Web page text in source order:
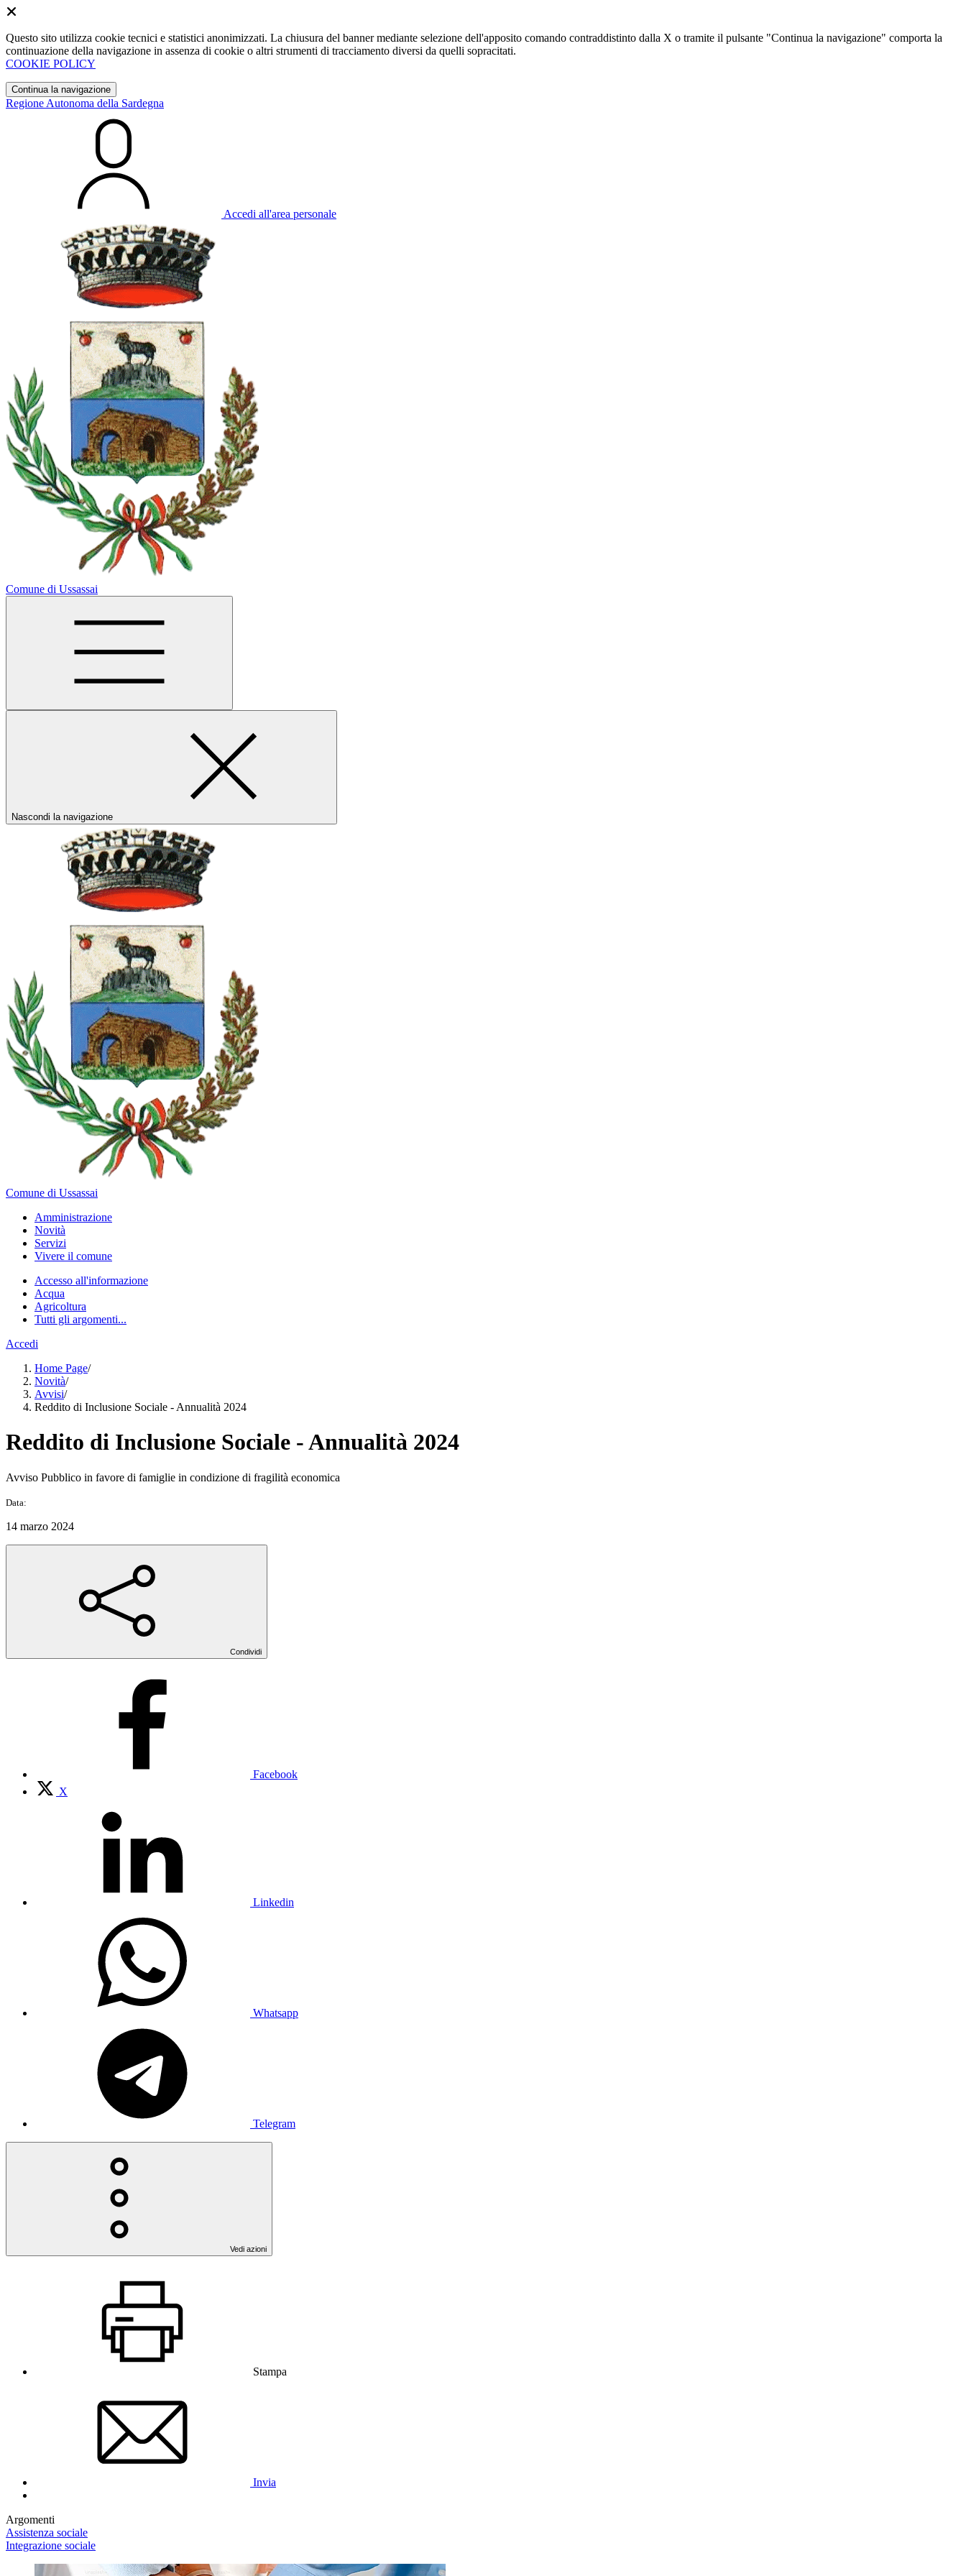
Questo sito utilizza cookie tecnici e statistici anonimizzati. La chiusura del banner mediante selezione dell'apposito comando contraddistinto dalla X o tramite il pulsante "Continua la navigazione" comporta la
continuazione della navigazione in assenza di cookie o altri strumenti di tracciamento diversi da quelli sopracitati.
COOKIE POLICY
Continua la navigazione
Regione Autonoma della Sardegna
Accedi all'area personale
Comune di Ussassai
Nascondi la navigazione
Comune di Ussassai
Amministrazione
Novità
Servizi
Vivere il comune
Accesso all'informazione
Acqua
Agricoltura
Tutti gli argomenti...
Accedi
Home Page/
Novità/
Avvisi/
Reddito di Inclusione Sociale - Annualità 2024
Reddito di Inclusione Sociale - Annualità 2024
Avviso Pubblico in favore di famiglie in condizione di fragilità economica
Data:
14 marzo 2024
Condividi
Facebook
X
Linkedin
Whatsapp
Telegram
Vedi azioni
Stampa
Invia
Argomenti
Assistenza sociale
Integrazione sociale